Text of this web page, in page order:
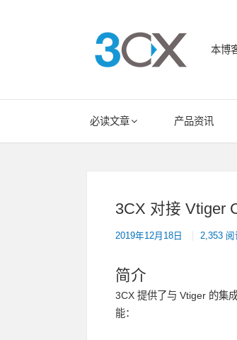
本博
必读文章 产品资讯
3CX 对接 Vtiger
2019年12月18日 2,353 阅
简介
3CX 提供了与 Vtiger 的集
能：